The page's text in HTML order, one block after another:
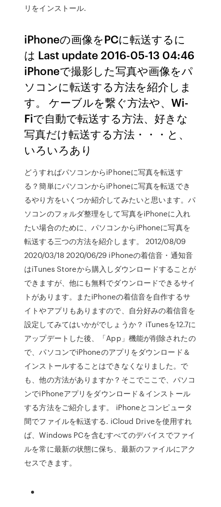
リをインストール.
iPhoneの画像をPCに転送するに
は Last update 2016-05-13 04:46
iPhoneで撮影した写真や画像をパ
ソコンに転送する方法を紹介しま
す。 ケーブルを繋ぐ方法や、Wi-
Fiで自動で転送する方法、好きな
写真だけ転送する方法・・・と、
いろいろあり
どうすればパソコンからiPhoneに写真を転送す
る？簡単にパソコンからiPhoneに写真を転送でき
るやり方をいくつか紹介してみたいと思います。パ
ソコンのフォルダ整理をして写真をiPhoneに入れ
たい場合のために、パソコンからiPhoneに写真を
転送する三つの方法を紹介します。 2012/08/09
2020/03/18 2020/06/29 iPhoneの着信音・通知音
はiTunes Storeから購入しダウンロードすることが
できますが、他にも無料でダウンロードできるサイ
トがあります。またiPhoneの着信音を自作するサ
イトやアプリもありますので、自分好みの着信音を
設定してみてはいかがでしょうか？ iTunesを12.7に
アップデートした後、「App」機能が削除されたの
で、パソコンでiPhoneのアプリをダウンロード＆
インストールすることはできなくなりました。で
も、他の方法がありますか？そこでここで、パソコ
ンでiPhoneアプリをダウンロード＆インストール
する方法をご紹介します。 iPhoneとコンピュータ
間でファイルを転送する. iCloud Driveを使用すれ
ば、Windows PCを含むすべてのデバイスでファイ
ルを常に最新の状態に保ち、最新のファイルにアク
セスできます。